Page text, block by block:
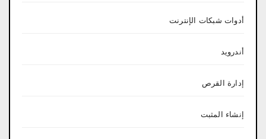
أدوات شبكات الإنترنت
أندرويد
إدارة القرص
إنشاء المثبت